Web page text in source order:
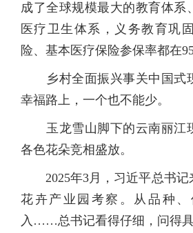
成了全球规模最大的教育体系
医疗卫生体系，义务教育巩
险、基本医疗保险参保率都在
乡村全面振兴事关中国式现
幸福路上，一个也不能少。
玉龙雪山脚下的云南丽江
各色花朵竞相盛放。
2025年3月，习近平总书记
花卉产业园考察。从品种
入……总书记看得仔细，问得具